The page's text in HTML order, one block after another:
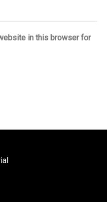
in this browser for